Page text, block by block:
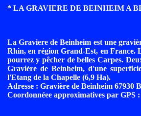
* LA GRAVIERE DE BEINHEIM A
La Graviere de Beinheim est une
Rhin, en région Grand-Est, en France.
pourrez y pêcher de belles Carpes.
Gravière de Beinheim, d'une
l'Etang de la Chapelle (6,9 Ha).
Adresse : Gravière de Beinheim 67930
Coordonnéee approximatives par GPS